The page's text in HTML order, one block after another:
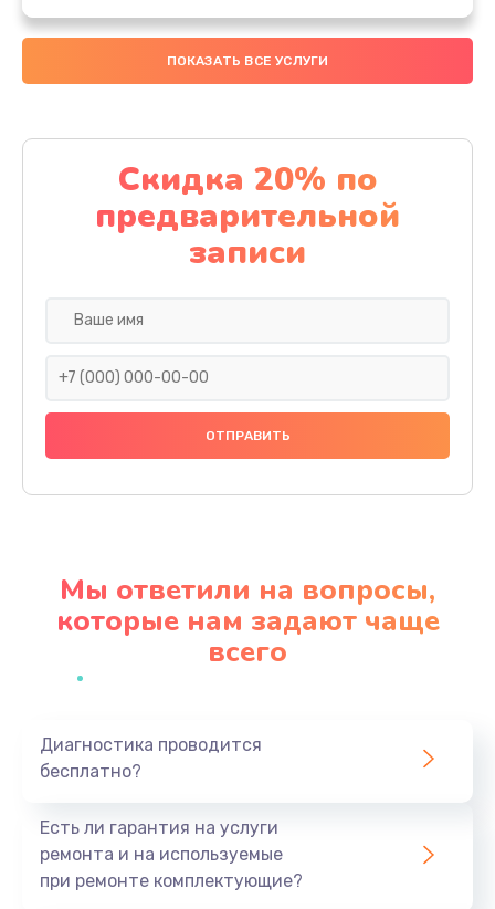
Замена вебкамеры
990 руб.
Замена аккумулятора
990 руб.
Заказать
Восстановление данных
990 руб.
Заказать
Замена экрана
Замена шлейфа матрицы
Заказать
ПОКАЗАТЬ ВСЕ УСЛУГИ
Скидка 20% по
предварительной
записи
Мы ответили на вопросы,
которые нам задают чаще
всего
Диагностика проводится
бесплатно?
Есть ли гарантия на услуги
ремонта и на используемые
при ремонте комплектующие?